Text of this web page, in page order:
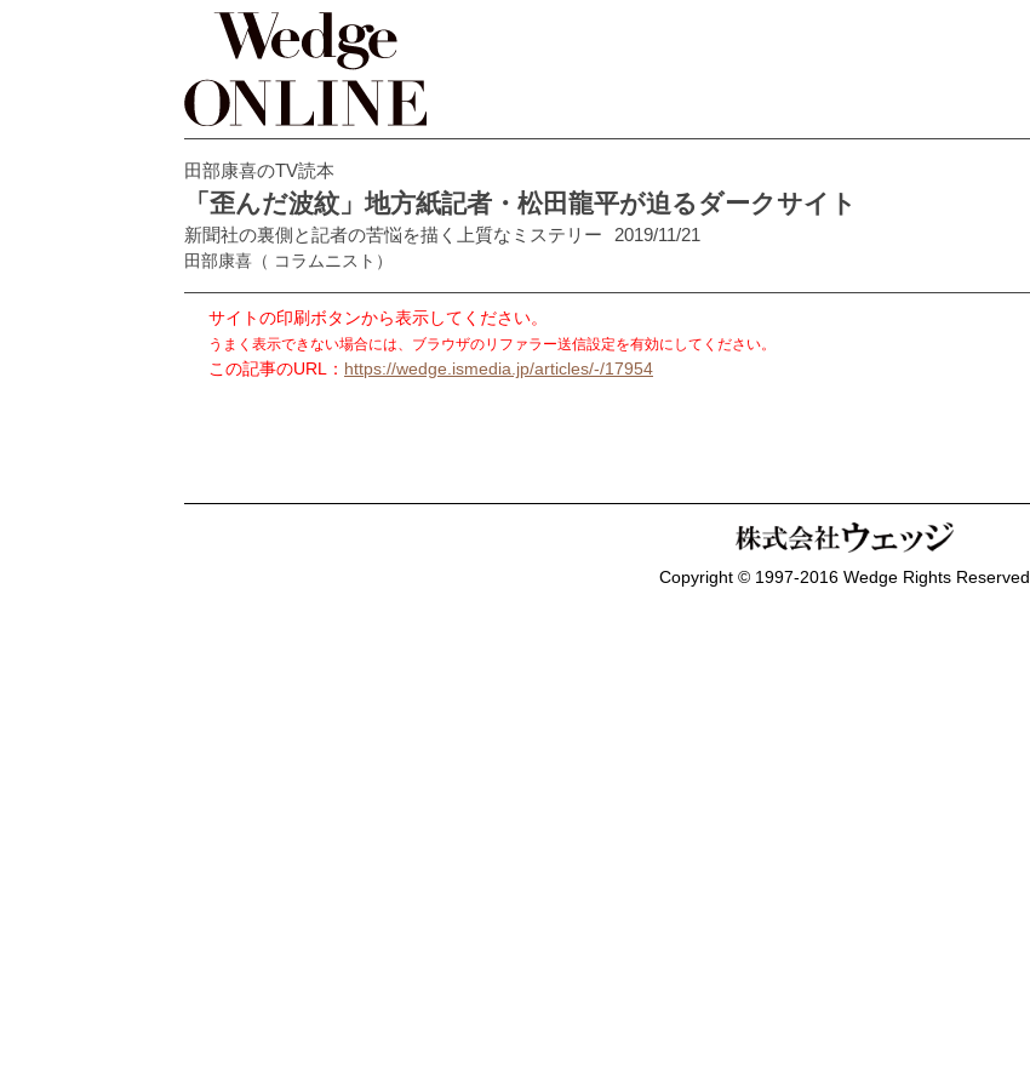
田部康喜のTV読本
「歪んだ波紋」地方紙記者・松田龍平が迫るダークサイト
新聞社の裏側と記者の苦悩を描く上質なミステリー 2019/11/21
田部康喜 （ コラムニスト）
サイトの印刷ボタンから表示してください。
うまく表示できない場合には、ブラウザのリファラー送信設定を有効にしてください。
この記事のURL： https://wedge.ismedia.jp/articles/-/17954
Copyright © 1997-2016 Wedge Rights Reserved